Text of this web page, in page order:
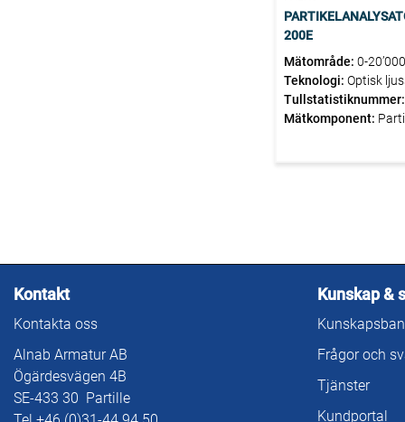
200E
Mätområde: 0-
Teknologi: Optisk
Mätkomponent:
Kontakt
Kontakta oss
Alnab Armatur AB
Ögärdesvägen 4B
SE-433 30 Partille
Kunskap &
Frågor och
Tjänster
Kundportal